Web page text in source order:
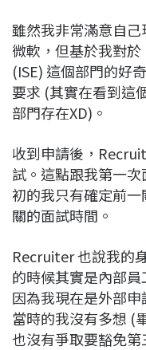
雖然我非常滿意自
微軟，但基於我對
(ISE) 這個部門的好
要求 (其實在看到這
部門存在XD)。
收到申請後，
試。這點跟我第一
初的我只有確定前
關的面試時間。
Recruiter 也說我的
的時候其實是內部
因為我現在是外部
當時的我沒有多想 (
也沒有爭取要豁免第